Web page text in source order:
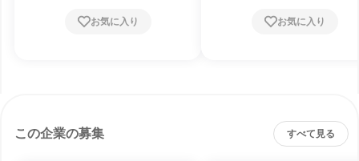
お気に入り お気に入り
この企業の募集 すべて見る